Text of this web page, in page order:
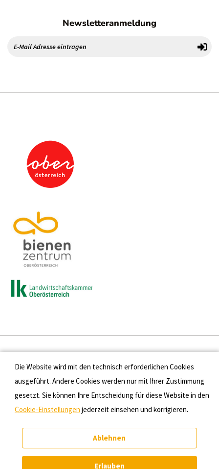
Newsletteranmeldung
Presse
Kontakt
Datenschutz
Cookie-Einstellungen
Die Website wird mit den technisch erforderlichen Cookies
ausgeführt. Andere Cookies werden nur mit Ihrer Zustimmung
gesetzt. Sie können Ihre Entscheidung für diese Website in den
Cookie-Einstellungen jederzeit einsehen und korrigieren.
Ablehnen
Erlauben